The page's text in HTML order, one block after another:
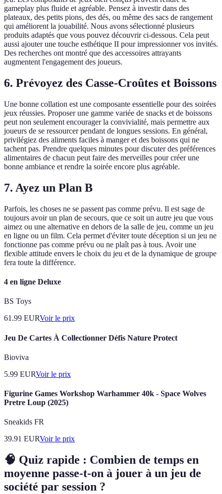
gameplay plus fluide et agréable. Pensez à investir dans des
plateaux, des petits pions, des dés, ou même des sacs de rangement
qui améliorent la jouabilité. Nous avons sélectionné plusieurs
produits adaptés que vous pouvez découvrir ci-dessous. Cela peut
aussi ajouter une touche esthétique II pour impressionner vos invités.
Des recherches ont montré que des accessoires attrayants
augmentent l'engagement des joueurs.
6. Prévoyez des Casse-Croûtes et Boissons
Une bonne collation est une composante essentielle pour des soirées
jeux réussies. Proposer une gamme variée de snacks et de boissons
peut non seulement encourager la convivialité, mais permettre aux
joueurs de se ressourcer pendant de longues sessions. En général,
privilégiez des aliments faciles à manger et des boissons qui ne
tachent pas. Prendre quelques minutes pour discuter des préférences
alimentaires de chacun peut faire des merveilles pour créer une
bonne ambiance et rendre la soirée encore plus agréable.
7. Ayez un Plan B
Parfois, les choses ne se passent pas comme prévu. Il est sage de
toujours avoir un plan de secours, que ce soit un autre jeu que vous
aimez ou une alternative en dehors de la salle de jeu, comme un jeu
en ligne ou un film. Cela permet d'éviter toute déception si un jeu ne
fonctionne pas comme prévu ou ne plaît pas à tous. Avoir une
flexible attitude envers le choix du jeu et de la dynamique de groupe
fera toute la différence.
4 en ligne Deluxe
BS Toys
61.99 EURVoir le prix
Jeu De Cartes À Collectionner Défis Nature Protect
Bioviva
5.99 EURVoir le prix
Figurine Games Workshop Warhammer 40k - Space Wolves
Pretre Loup (2025)
Sneakids FR
39.91 EURVoir le prix
🧠 Quiz rapide : Combien de temps en
moyenne passe-t-on à jouer à un jeu de
société par session ?